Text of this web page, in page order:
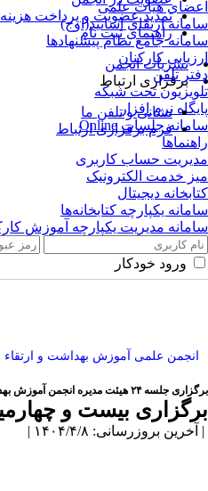
تمدید عضویت و پرداخت هزینه
راهنمای ثبت نام
نشریات انجمن
برقراری ارتباط
نشانی و تلفن ما
فرم برقراری ارتباط
اعضای هیات علمی
سامانه ارتقای اساتید(اوج)
سامانه جامع نظام پیشنهادها
ارزیابی کارکنان
دفتر تلفن
تلویزیون تحت شبکه
پایگاه نرم افزار
سامانه جلسات Online
راهنماها
مدیریت حساب کاربری
میز خدمت الکترونیک
کتابخانه دیجیتال
سامانه یکپارچه کتابخانه‌ها
سامانه مدیریت یکپارچه آموزش
ورود خودکار
انجمن علمی آموزش بهداشت و
برگزاری جلسه ۲۴ هیئت مدیره انجمن آموزش بهداشت و ارتقاء سلامت
برگزاری بیست و
| آخرین بروزرسانی: ۱۴۰۴/۴/۸ |